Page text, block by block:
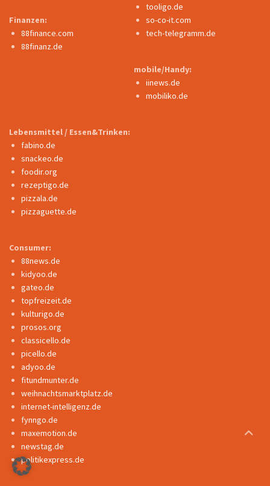
Finanzen:
88finance.com
88finanz.de
tooligo.de
so-co-it.com
tech-telegramm.de
mobile/Handy:
iinews.de
mobiliko.de
Lebensmittel / Essen&Trinken:
fabino.de
snackeo.de
foodir.org
rezeptigo.de
pizzala.de
pizzaguette.de
Consumer:
88news.de
kidyoo.de
gateo.de
topfreizeit.de
kulturigo.de
prosos.org
classicello.de
picello.de
adyoo.de
fitundmunter.de
weihnachtsmarktplatz.de
internet-intelligenz.de
fynngo.de
maxemotion.de
newstag.de
politikexpress.de